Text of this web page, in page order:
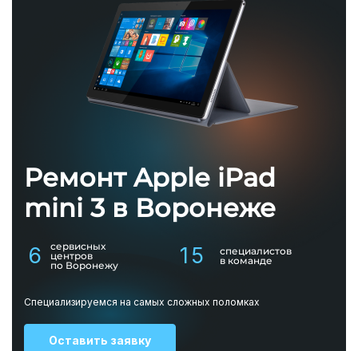
Ремонт Apple iPad
mini 3 в Воронеже
6
сервисных
центров
по Воронежу
15
специалистов
в команде
Специализируемся на самых сложных поломках
Оставить заявку